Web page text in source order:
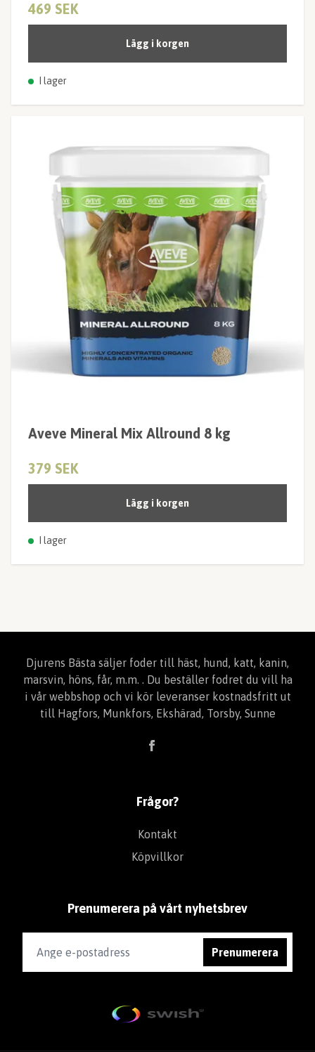
469 SEK
Lägg i korgen
I lager
Aveve Mineral Mix Allround 8 kg
379 SEK
Lägg i korgen
I lager
Djurens Bästa säljer foder till häst, hund, katt, kanin,
marsvin, höns, får, m.m. . Du beställer fodret du vill ha
i vår webbshop och vi kör leveranser kostnadsfritt ut
till Hagfors, Munkfors, Ekshärad, Torsby, Sunne
Frågor?
Kontakt
Köpvillkor
Prenumerera på vårt nyhetsbrev
Prenumerera